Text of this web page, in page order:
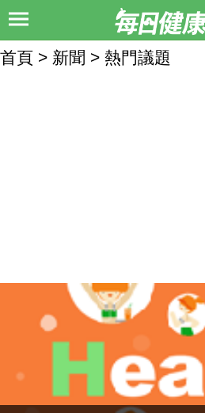
首頁 > 新聞 > 熱門議題